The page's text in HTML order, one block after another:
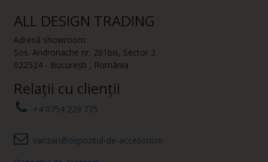
ALL DESIGN TRADING
Adresă showroom:
Șos. Andronache nr. 201bis, Sector 2
022524 - București , România
Relații cu clienții
+4 0754 229 775
vanzari@depozitul-de-accesorii.ro